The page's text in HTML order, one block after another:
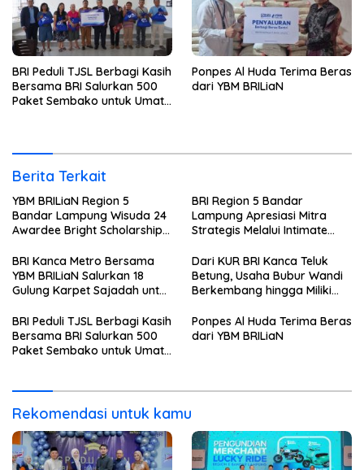
BRI Peduli TJSL Berbagi Kasih
Bersama BRI Salurkan 500
Paket Sembako untuk Umat
Ponpes Al Huda Terima Beras
dari YBM BRILiaN
Berita Terkait
YBM BRILiaN Region 5
Bandar Lampung Wisuda 24
Awardee Bright Scholarship
Profesional Berakhlak Mulia
BRI Region 5 Bandar
Lampung Apresiasi Mitra
Strategis Melalui Intimate
Pemenang Merchant Lucky
Ride
BRI Kanca Metro Bersama
YBM BRILiaN Salurkan 18
Gulung Karpet Sajadah untuk
Dari KUR BRI Kanca Teluk
Betung, Usaha Bubur Wandi
Berkembang hingga Miliki
BRI Peduli TJSL Berbagi Kasih
Bersama BRI Salurkan 500
Paket Sembako untuk Umat
Ponpes Al Huda Terima Beras
dari YBM BRILiaN
Rekomendasi untuk kamu